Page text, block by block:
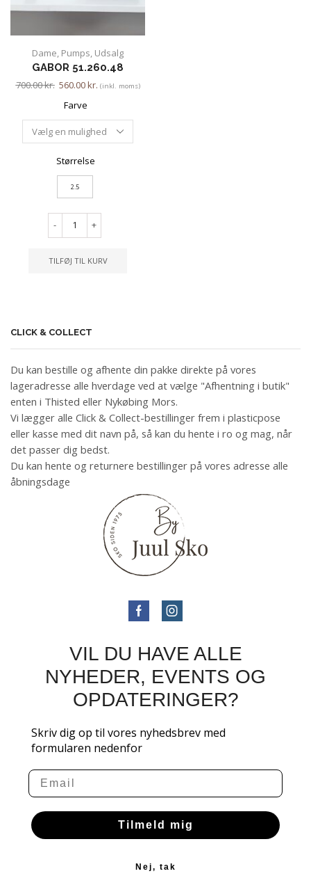
Dame Pumps Udsalg
GABOR 51.260.48
700.00kr. 560.00kr. (inkl. moms)
Farve
Størrelse
2.5
- +
TILFØJ TIL KURV
CLICK & COLLECT
Du kan bestille og afhente din pakke direkte på vores
lageradresse alle hverdage ved at vælge "Afhentning i butik"
enten i Thisted eller Nykøbing Mors.
Vi lægger alle Click & Collect-bestillinger frem i plasticpose
eller kasse med dit navn på, så kan du hente i ro og mag, når
det passer dig bedst.
Du kan hente og returnere bestillinger på vores adresse alle
åbningsdage
VIL DU HAVE ALLE
NYHEDER, EVENTS OG
OPDATERINGER?
Skriv dig op til vores nyhedsbrev med
formularen nedenfor
Email
Tilmeld mig
Nej, tak